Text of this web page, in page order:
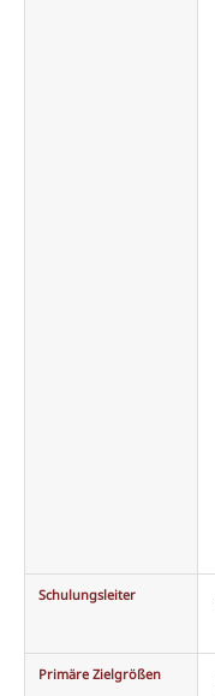
Schulungsleiter
Primäre Zielgrößen